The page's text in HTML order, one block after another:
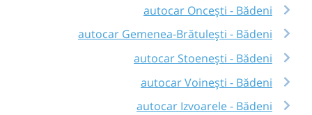
autocar Oncești - Bădeni
autocar Gemenea-Brătulești - Bădeni
autocar Stoenești - Bădeni
autocar Voinești - Bădeni
autocar Izvoarele - Bădeni